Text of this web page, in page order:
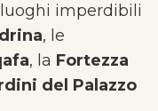
imperdibili
, le
, la Fortezza
del Palazzo